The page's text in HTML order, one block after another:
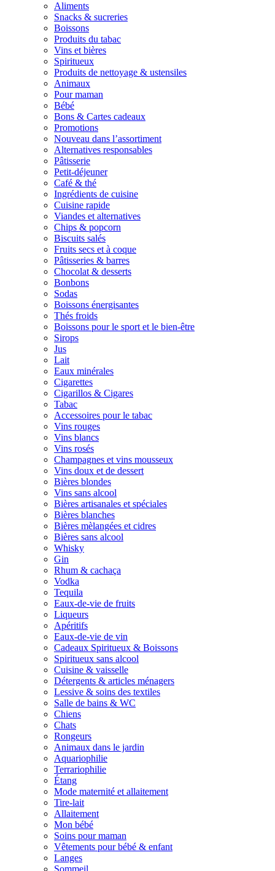
Aliments
Snacks & sucreries
Boissons
Produits du tabac
Vins et bières
Spiritueux
Produits de nettoyage & ustensiles
Animaux
Pour maman
Bébé
Bons & Cartes cadeaux
Promotions
Nouveau dans l’assortiment
Alternatives responsables
Pâtisserie
Petit-déjeuner
Café & thé
Ingrédients de cuisine
Cuisine rapide
Viandes et alternatives
Chips & popcorn
Biscuits salés
Fruits secs et à coque
Pâtisseries & barres
Chocolat & desserts
Bonbons
Sodas
Boissons énergisantes
Thés froids
Boissons pour le sport et le bien-être
Sirops
Jus
Lait
Eaux minérales
Cigarettes
Cigarillos & Cigares
Tabac
Accessoires pour le tabac
Vins rouges
Vins blancs
Vins rosés
Champagnes et vins mousseux
Vins doux et de dessert
Bières blondes
Vins sans alcool
Bières artisanales et spéciales
Bières blanches
Bières mèlangées et cidres
Bières sans alcool
Whisky
Gin
Rhum & cachaça
Vodka
Tequila
Eaux-de-vie de fruits
Liqueurs
Apéritifs
Eaux-de-vie de vin
Cadeaux Spiritueux & Boissons
Spiritueux sans alcool
Cuisine & vaisselle
Détergents & articles ménagers
Lessive & soins des textiles
Salle de bains & WC
Chiens
Chats
Rongeurs
Animaux dans le jardin
Aquariophilie
Terrariophilie
Étang
Mode maternité et allaitement
Tire-lait
Allaitement
Mon bébé
Soins pour maman
Vêtements pour bébé & enfant
Langes
Sommeil